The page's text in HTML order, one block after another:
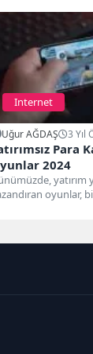
Internet
Uğur AĞDAŞ 3 Yıl
Para
2024
yatırım
oyunlar,